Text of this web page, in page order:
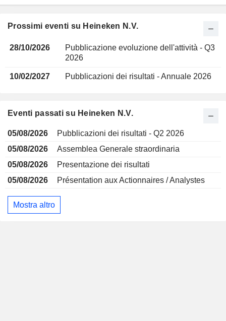
Prossimi eventi su Heineken N.V.
28/10/2026
Pubblicazione evoluzione dell'attività - Q3
2026
10/02/2027 Pubblicazioni dei risultati - Annuale 2026
Eventi passati su Heineken N.V.
05/08/2026
Pubblicazioni dei risultati - Q2 2026
05/08/2026
Assemblea Generale straordinaria
05/08/2026
Presentazione dei risultati
05/08/2026
Présentation aux Actionnaires / Analystes
Mostra altro